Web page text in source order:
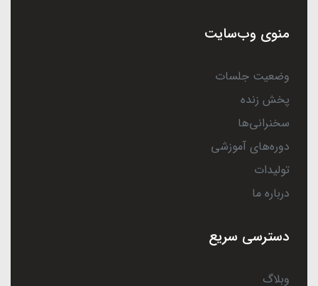
منوی وب‌سایت
وضعیت جلسات
پخش زنده
سخنرانی‌ها
دوره‌های آموزشی
تولیدات
درباره ما
دسترسی سریع
وبلاگ